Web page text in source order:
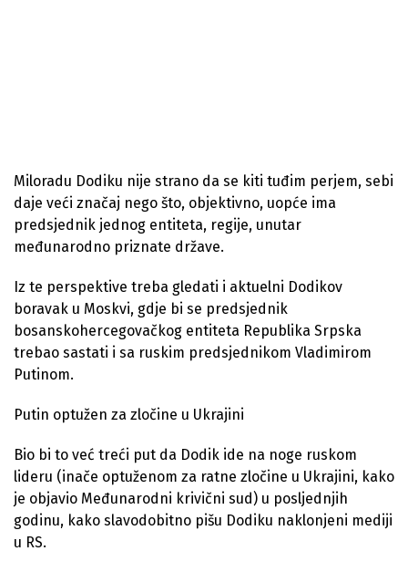
Miloradu Dodiku nije strano da se kiti tuđim perjem, sebi
daje veći značaj nego što, objektivno, uopće ima
predsjednik jednog entiteta, regije, unutar
međunarodno priznate države.
Iz te perspektive treba gledati i aktuelni Dodikov
boravak u Moskvi, gdje bi se predsjednik
bosanskohercegovačkog entiteta Republika Srpska
trebao sastati i sa ruskim predsjednikom Vladimirom
Putinom.
Putin optužen za zločine u Ukrajini
Bio bi to već treći put da Dodik ide na noge ruskom
lideru (inače optuženom za ratne zločine u Ukrajini, kako
je objavio Međunarodni krivični sud) u posljednjih
godinu, kako slavodobitno pišu Dodiku naklonjeni mediji
u RS.